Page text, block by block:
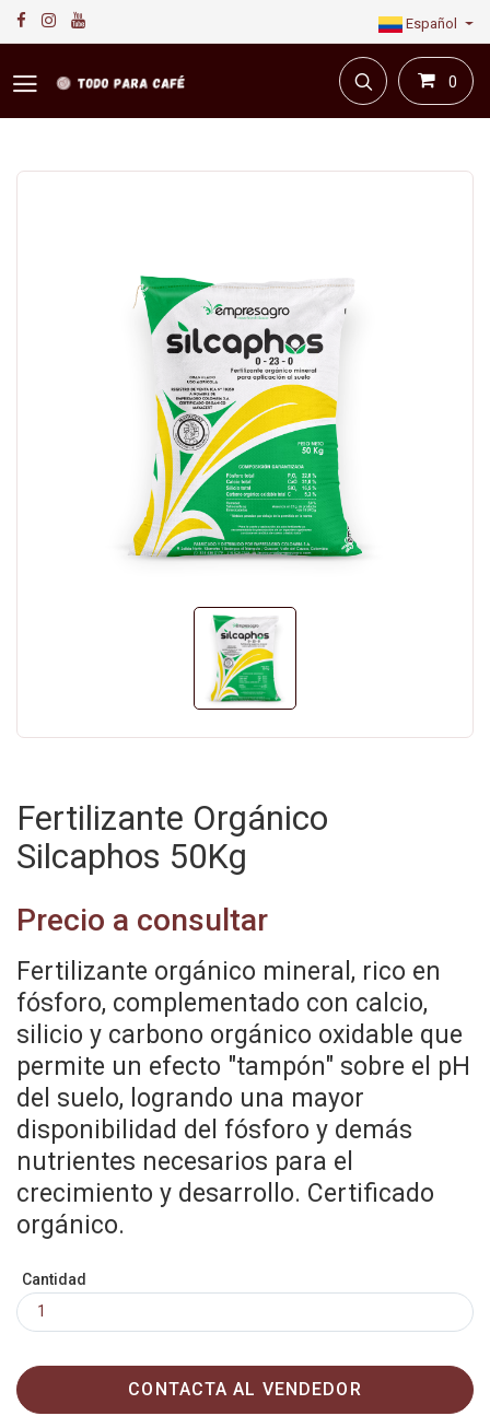
Español
0
Fertilizante Orgánico
Silcaphos 50Kg
Precio a consultar
Fertilizante orgánico mineral, rico en
fósforo, complementado con calcio,
silicio y carbono orgánico oxidable que
permite un efecto "tampón" sobre el pH
del suelo, logrando una mayor
disponibilidad del fósforo y demás
nutrientes necesarios para el
crecimiento y desarrollo. Certificado
orgánico.
Cantidad
CONTACTA AL VENDEDOR